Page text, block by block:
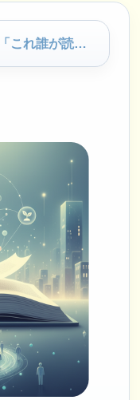
ブログって、書いてる途中で「これ誰が読むの?」って不安になるよね